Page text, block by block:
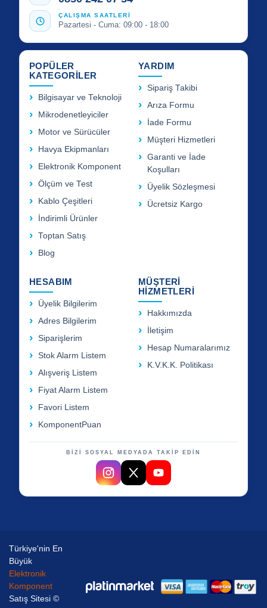
ÇALIŞMA SAATLERİ
Pazartesi - Cuma: 09:00 - 18:00
POPÜLER
KATEGORİLER
Bilgisayar ve Teknoloji
Mikrodenetleyiciler
Motor ve Sürücüler
Havya Ekipmanları
Elektronik Komponent
Ölçüm ve Test
Kablo Çeşitleri
İndirimli Ürünler
Toptan Satış
Blog
YARDIM
Sipariş Takibi
Arıza Formu
İade Formu
Müşteri Hizmetleri
Garanti ve İade
Koşulları
Üyelik Sözleşmesi
Ücretsiz Kargo
HESABIM
Üyelik Bilgilerim
Adres Bilgilerim
Siparişlerim
Stok Alarm Listem
Alışveriş Listem
Fiyat Alarm Listem
Favori Listem
KomponentPuan
MÜŞTERİ
HİZMETLERİ
Hakkımızda
İletişim
Hesap Numaralarımız
K.V.K.K. Politikası
BİZİ SOSYAL MEDYADA TAKİP EDİN
Türkiye'nin En
Büyük
Elektronik
Komponent
Satış Sitesi ©